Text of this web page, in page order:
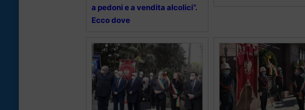
a pedoni e a vendita alcolici”.
Ecco dove